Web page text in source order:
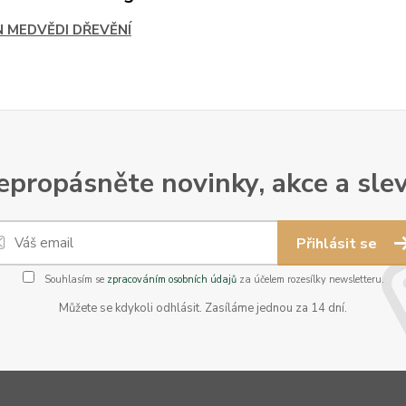
MEDVĚDI DŘEVĚNÍ
novinky, akce a
Přihlásit se
Souhlasím se zpracováním osobních údajůza účelem rozesílky newsletteru.
Můžete se kdykoli odhlásit. Zasíláme jednou za 14 dní.